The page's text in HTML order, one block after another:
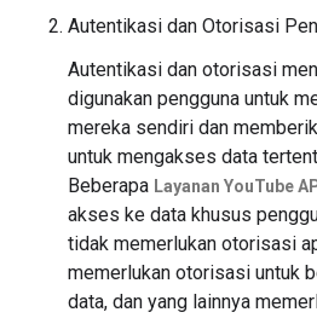
Autentikasi dan Otorisasi
Autentikasi dan otorisasi
digunakan pengguna untuk
mereka sendiri dan
untuk mengakses data
Beberapa Layanan YouTube
akses ke data khusus
tidak memerlukan otorisasi
memerlukan otorisasi untuk
data, dan yang lainnya